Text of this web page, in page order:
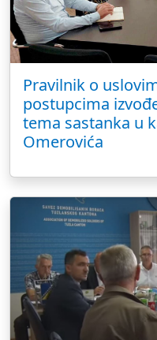
Pravilnik o
postupcima
tema sastanka u
Omerovića